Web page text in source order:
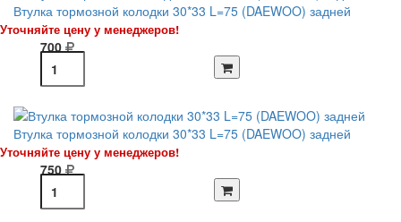
Втулка тормозной колодки 30*33 L=75 (DAEWOO) задней
Уточняйте цену у менеджеров!
700
Втулка тормозной колодки 30*33 L=75 (DAEWOO) задней
Уточняйте цену у менеджеров!
750